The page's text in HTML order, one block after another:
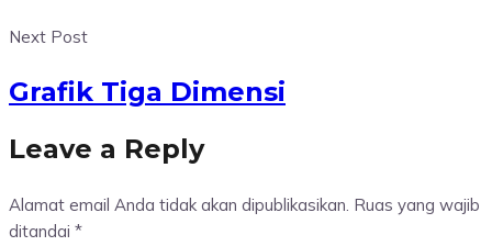
Next Post
Grafik Tiga Dimensi
Leave a Reply
Alamat email Anda tidak akan dipublikasikan. Ruas yang wajib
ditandai *